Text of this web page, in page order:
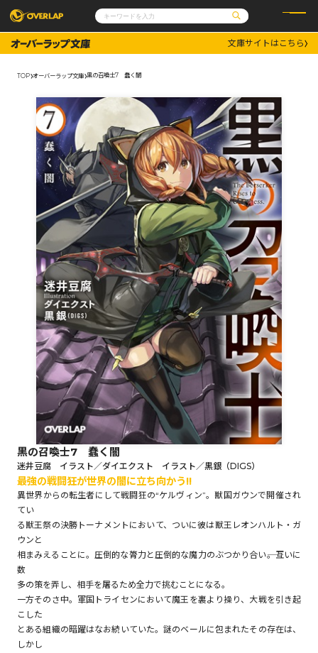
コミックガルド
コミッククリエ
その他
コミックエッセイ
ポケットモンスター
アニメ
ゲーム
通販・NEWS
OVERLAP STORE
オーバーラップ広報室
企業
会社概要
採用情報
アクセス
オーバーラップホールディングス
お問い合わせはこちら
オーバーラップ文庫
オーバーラップノベルス
オーバーラップノベルスf
ロサージュノベルス
コミックガルド
コミッククリエ
文庫サイトはこちら
TOP オーバーラップ文庫 黒の召喚士7 蠢く闇
黒の召喚士7 蠢く闇
迷井豆腐 イラスト／ダイエクスト イラスト／黒銀（DIGS）
最強の戦闘狂が世界の闇に立ち向かう!!
異世界からの転生者にして戦闘狂の“ケルヴィン”。獣国ガウンで開催され
てい
る獣王祭の決勝トーナメントにおいて、ついに彼は獣王レオンハルト・ガ
ウンと
相まみえることに。圧倒的な膂力と圧倒的な魔力のぶつかり合い――。互いに
数
多の策を弄し、相手を屠るため全力で挑むことになる。
一方そのさ中。軍国トライセンにおいて魔王を裏より操り、大戦を引き起
こした
とある組織の暗躍はなお続いていた。謎のベールに包まれたその存在は、
しかし